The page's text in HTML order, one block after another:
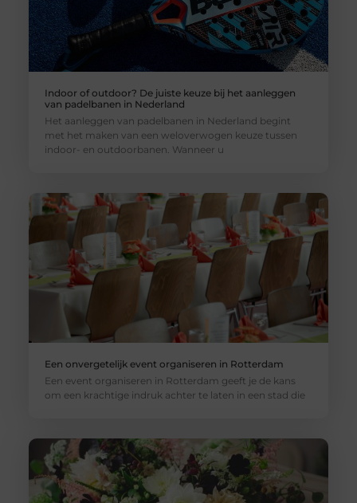
Indoor of outdoor? De juiste keuze bij het aanleggen
van padelbanen in Nederland
Het aanleggen van padelbanen in Nederland begint
met het maken van een weloverwogen keuze tussen
indoor- en outdoorbanen. Wanneer u
Een onvergetelijk event organiseren in Rotterdam
Een event organiseren in Rotterdam geeft je de kans
om een krachtige indruk achter te laten in een stad die